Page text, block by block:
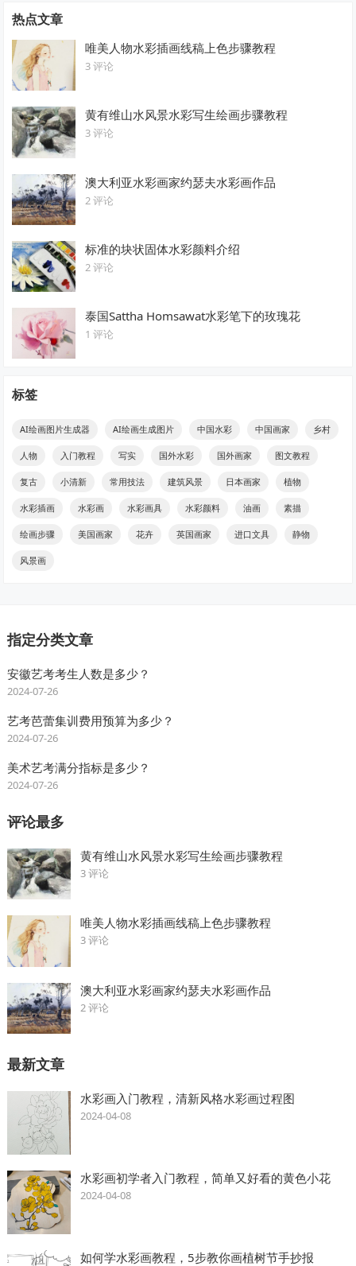
热点文章
唯美人物水彩插画线稿上色步骤教程
3 评论
黄有维山水风景水彩写生绘画步骤教程
3 评论
澳大利亚水彩画家约瑟夫水彩画作品
2 评论
标准的块状固体水彩颜料介绍
2 评论
泰国Sattha Homsawat水彩笔下的玫瑰花
1 评论
标签
AI绘画图片生成器 AI绘画生成图片 中国水彩 中国画家 乡村
人物 入门教程 写实 国外水彩 国外画家 图文教程
复古 小清新 常用技法 建筑风景 日本画家 植物
水彩插画 水彩画 水彩画具 水彩颜料 油画 素描
绘画步骤 美国画家 花卉 英国画家 进口文具 静物
风景画
指定分类文章
安徽艺考考生人数是多少？
2024-07-26
艺考芭蕾集训费用预算为多少？
2024-07-26
美术艺考满分指标是多少？
2024-07-26
评论最多
黄有维山水风景水彩写生绘画步骤教程
3 评论
唯美人物水彩插画线稿上色步骤教程
3 评论
澳大利亚水彩画家约瑟夫水彩画作品
2 评论
最新文章
水彩画入门教程，清新风格水彩画过程图
2024-04-08
水彩画初学者入门教程，简单又好看的黄色小花
2024-04-08
如何学水彩画教程，5步教你画植树节手抄报